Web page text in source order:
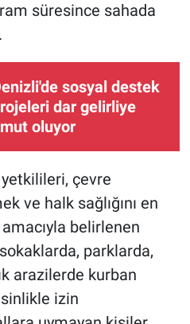
süresince sahada
sosyal destek
dar gelirliye
oluyor
çevre
ve halk sağlığını en
belirlenen
parklarda,
arazilerde kurban
izin